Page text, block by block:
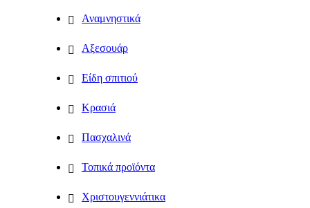
Αναμνηστικά
Αξεσουάρ
Είδη σπιτιού
Κρασιά
Πασχαλινά
Τοπικά προϊόντα
Χριστουγεννιάτικα